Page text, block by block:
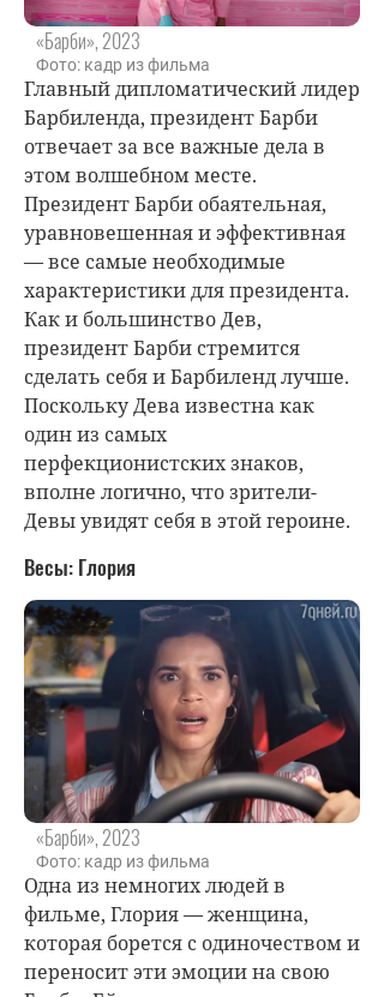
«Барби», 2023
Фото: кадр из фильма
Главный дипломатический лидер
Барбиленда, президент Барби
отвечает за все важные дела в
этом волшебном месте.
Президент Барби обаятельная,
уравновешенная и эффективная
— все самые необходимые
характеристики для президента.
Как и большинство Дев,
президент Барби стремится
сделать себя и Барбиленд лучше.
Поскольку Дева известна как
один из самых
перфекционистских знаков,
вполне логично, что зрители-
Девы увидят себя в этой героине.
Весы: Глория
«Барби», 2023
Фото: кадр из фильма
Одна из немногих людей в
фильме, Глория — женщина,
которая борется с одиночеством и
переносит эти эмоции на свою